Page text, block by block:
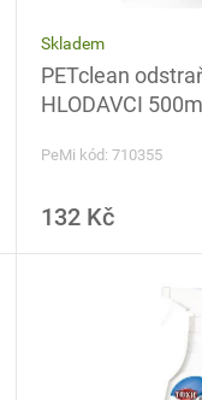
Skladem
PETclean
HLODAVCI
PeMi kód: 710355
132 Kč